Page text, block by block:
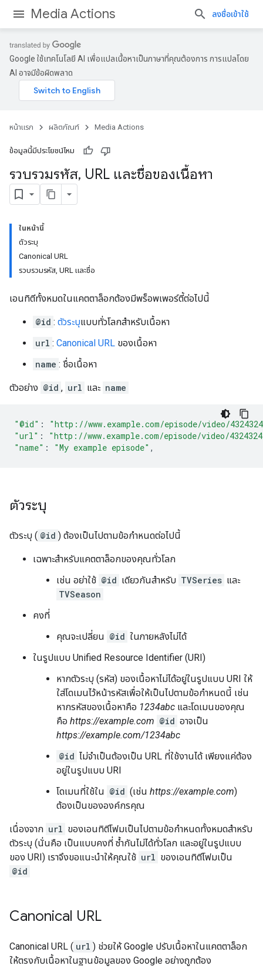
Media Actions ลงชื่อเข้าใช้
Google ใช้เทคโนโลยี AI เพื่อแปลเนื้อหาเป็นภาษาที่คุณต้องการ การแปลโดย
AI อาจมีข้อผิดพลาด
หน้าแรก ผลิตภัณฑ์ Media Actions
ข้อมูลนี้มีประโยชน์ไหม
รวบรวมรหัส, URL และชื่อของเนื้อหา
ในหน้านี้
ตัวระบุ
Canonical URL
รวบรวมรหัส, URL และชื่อ
เอนทิตีทั้งหมดในแคตตาล็อกต้องมีพร็อพเพอร์ตี้ต่อไปนี้
@id : ตัวระบุแบบทั่วโลกสำหรับเนื้อหา
url : Canonical URL ของเนื้อหา
name : ชื่อเนื้อหา
ตัวอย่าง @id , url และ name
"@id" :
"http://www.example.com/episode/video/
"url" :
"http://www.example.com/episode/video/
"name" : "My example episode" ,
ตัวระบุ
ตัวระบุ ( @id ) ต้องเป็นไปตามข้อกำหนดต่อไปนี้
เฉพาะสำหรับแคตตาล็อกของคุณทั่วโลก
เช่น อย่าใช้ @id เดียวกันสำหรับ TVSeries และ
TVSeason
คงที่
คุณจะเปลี่ยน @id ในภายหลังไม่ได้
ในรูปแบบ Unified Resource Identifier (URI)
หากตัวระบุ (รหัส) ของเนื้อหาไม่ได้อยู่ในรูปแบบ URI ให้
ใส่โดเมนไว้หน้ารหัสเพื่อให้เป็นไปตามข้อกำหนดนี้ เช่น
หากรหัสของเนื้อหาคือ 1234abc และโดเมนของคุณ
คือ https://example.com @id อาจเป็น
https://example.com/1234abc
@id ไม่จำเป็นต้องเป็น URL ที่ใช้งานได้ เพียงแค่ต้อง
อยู่ในรูปแบบ URI
โดเมนที่ใช้ใน @id (เช่น https://example.com)
ต้องเป็นขององค์กรคุณ
เนื่องจาก url ของเอนทิตีโฟมเป็นไปตามข้อกำหนดทั้งหมดสำหรับ
ตัวระบุ (นั่นคือ เป็นแบบคงที่ ซ้ำกันไม่ได้ทั่วโลก และอยู่ในรูปแบบ
ของ URI) เราจึงขอแนะนำให้คุณใช้ url ของเอนทิตีโฟมเป็น
@id
Canonical URL
Canonical URL ( url ) ช่วยให้ Google ปรับเนื้อหาในแคตตาล็อก
ให้ตรงกับเนื้อหาในฐานข้อมูลของ Google อย่างถูกต้อง